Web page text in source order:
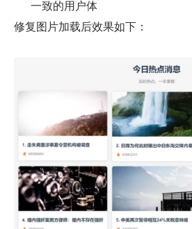
一致的用户体
修复图片加载后效果如下：